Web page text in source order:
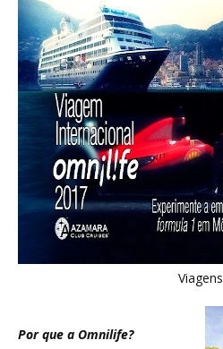
Viagens
Por que a Omnilife?